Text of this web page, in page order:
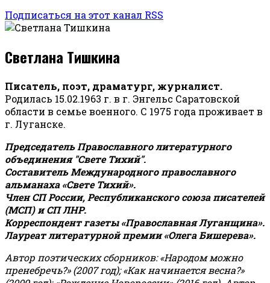
Подписаться на этот канал RSS
Светлана Тишкина
Писатель, поэт, драматург, журналист.
Родилась 15.02.1963 г. в г. Энгельс Саратовской
области в семье военного. С 1975 года проживает в
г. Луганске.
Председатель Православного литературного
объединения "Свете Тихий".
Составитель Международного православного
альманаха «Свете Тихий».
Член СП России, Республиканского союза писателей
(МСП) и СП ЛНР.
Корреспондент газеты «Православная Луганщина».
Лауреат литературной премии «Олега Бишерева».
Автор поэтических сборников: «Народом можно
пренебречь?» (2007 год); «Как начинается весна?»